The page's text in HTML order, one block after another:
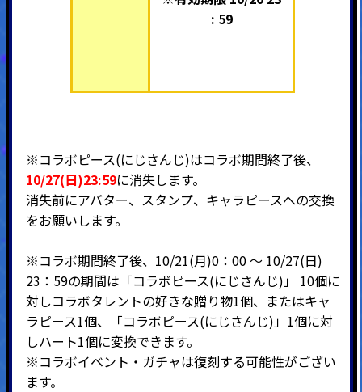
: 59
※コラボピース(にじさんじ)はコラボ期間終了後、
10/27(日)23:59に消失します。
消失前にアバター、スタンプ、キャラピースへの交換
をお願いします。
※コラボ期間終了後、10/21(月)0：00 ～ 10/27(日)
23：59の期間は「コラボピース(にじさんじ)」 10個に
対しコラボタレントの好きな贈り物1個、またはキャ
ラピース1個、「コラボピース(にじさんじ)」1個に対
しハート1個に変換できます。
※コラボイベント・ガチャは復刻する可能性がござい
ます。